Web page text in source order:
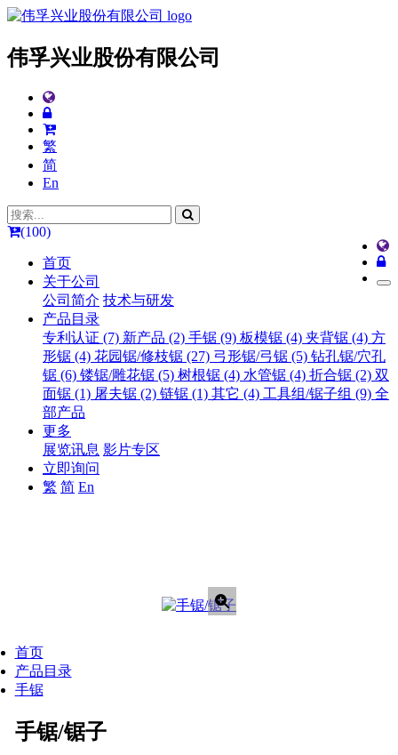
伟孚兴业股份有限公司
繁
简
En
(100)
首页
关于公司
公司简介 技术与研发
产品目录
专利认证 (7) 新产品 (2) 手锯 (9) 板模锯 (4) 夹背锯 (4) 方
形锯 (4) 花园锯/修枝锯 (27) 弓形锯/弓锯 (5) 钻孔锯/穴孔
锯 (6) 镂锯/雕花锯 (5) 树根锯 (4) 水管锯 (4) 折合锯 (2) 双
面锯 (1) 屠夫锯 (2) 链锯 (1) 其它 (4) 工具组/锯子组 (9) 全
部产品
更多
展览讯息 影片专区
立即询问
繁 简 En
首页
产品目录
手锯
手锯/锯子